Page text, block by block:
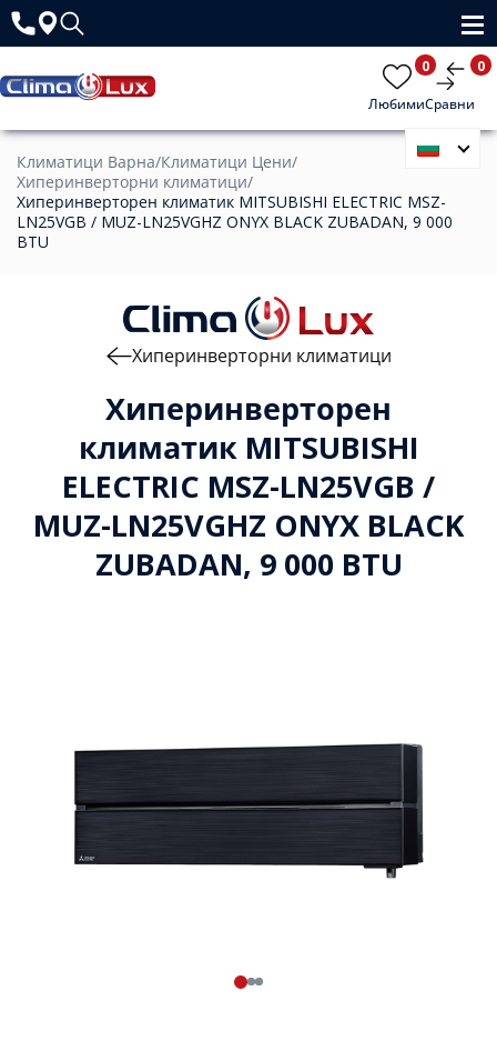
Любими
0
Сравни
0
Климатици Варна/Климатици Цени/
Хиперинверторни климатици/
Хиперинверторен климатик MITSUBISHI ELECTRIC MSZ-
LN25VGB / MUZ-LN25VGHZ ONYX BLACK ZUBADAN, 9 000
BTU
Хиперинверторен
климатик MITSUBISHI
ELECTRIC MSZ-LN25VGB /
MUZ-LN25VGHZ ONYX BLACK
ZUBADAN, 9 000 BTU
Хиперинверторни климатици